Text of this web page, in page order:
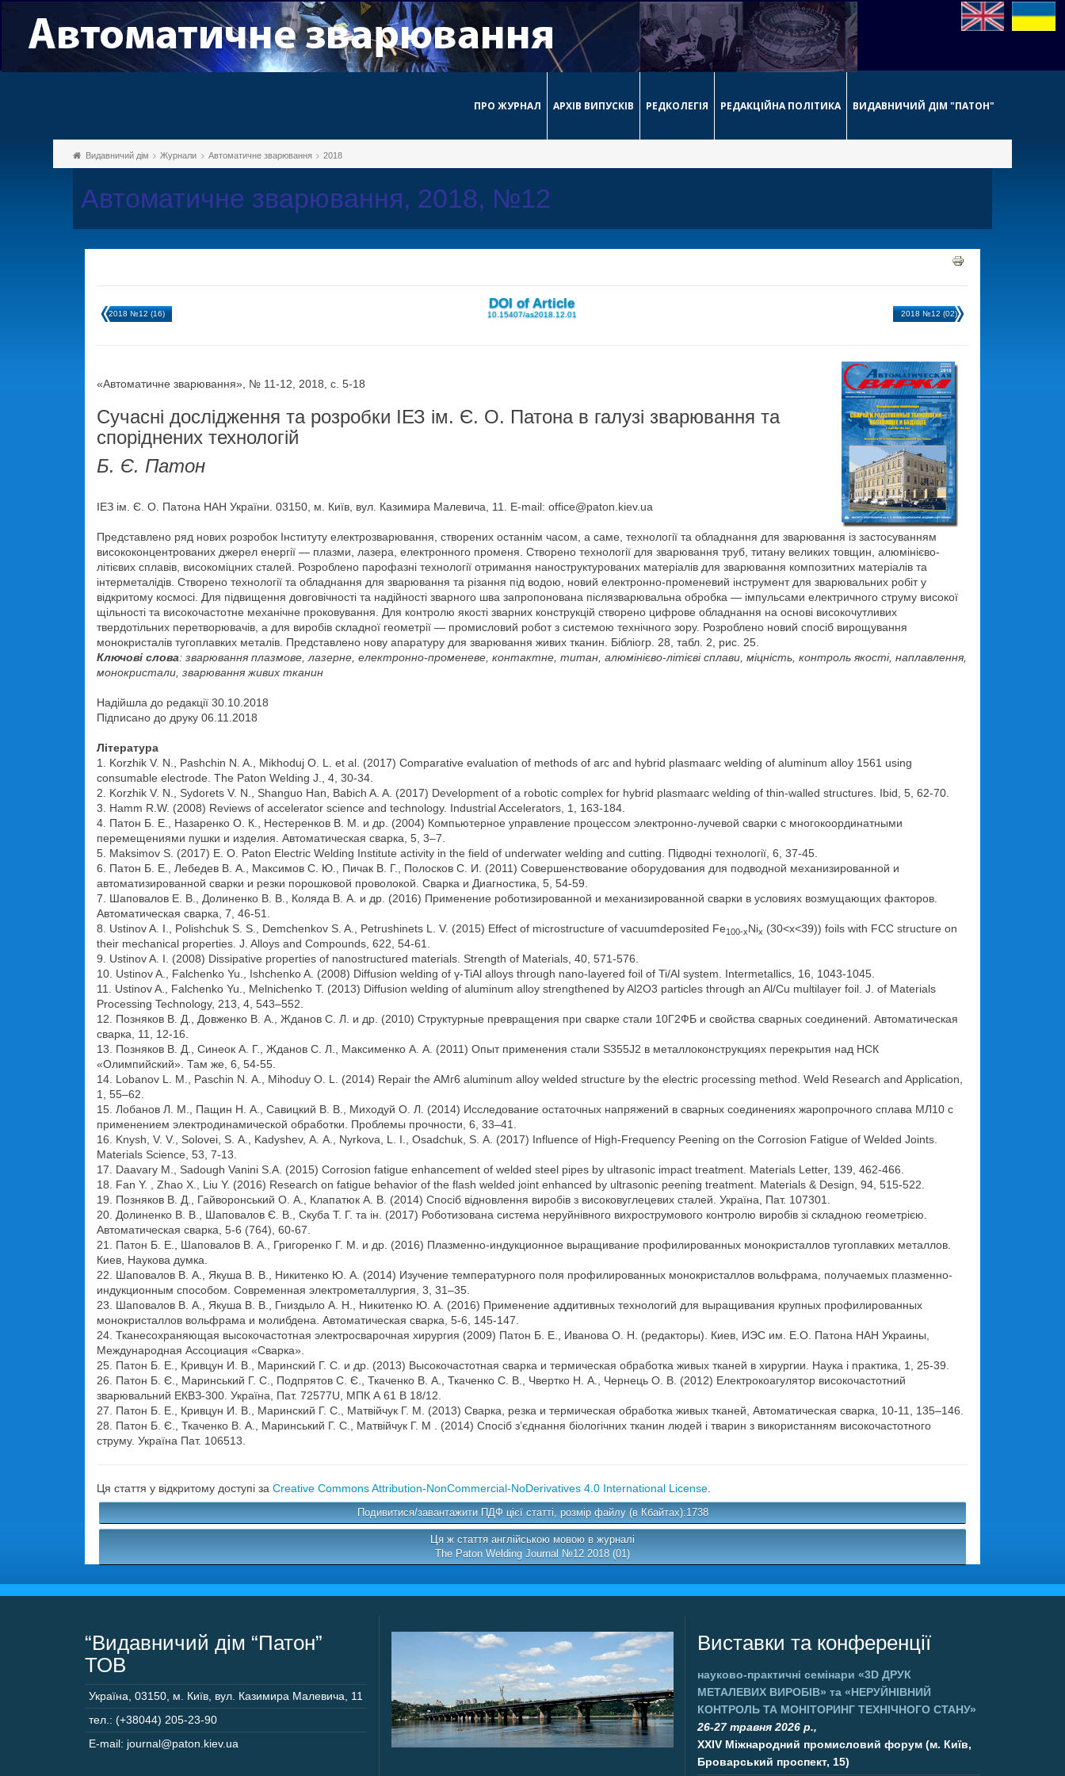
ПРО ЖУРНАЛ АРХІВ ВИПУСКІВ РЕДКОЛЕГІЯ РЕДАКЦІЙНА ПОЛІТИКА ВИДАВНИЧИЙ ДІМ "ПАТОН"
Видавничий дім Журнали Автоматичне зварювання 2018
Автоматичне зварювання, 2018, №12
2018 №12 (16)
DOI of Article
10.15407/as2018.12.01 2018 №12 (02)
«Автоматичне зварювання», № 11-12, 2018, с. 5-18
Сучасні дослідження та розробки ІЕЗ ім. Є. О. Патона в галузі зварювання та
споріднених технологій
Б. Є. Патон
ІЕЗ ім. Є. О. Патона НАН України. 03150, м. Київ, вул. Казимира Малевича, 11. E-mail: office@paton.kiev.ua
Представлено ряд нових розробок Інституту електрозварювання, створених останнім часом, а саме, технології та обладнання для зварювання із застосуванням
висококонцентрованих джерел енергії — плазми, лазера, електронного променя. Створено технології для зварювання труб, титану великих товщин, алюмінієво-
літієвих сплавів, високоміцних сталей. Розроблено парофазні технології отримання наноструктурованих матеріалів для зварювання композитних матеріалів та
інтерметалідів. Створено технології та обладнання для зварювання та різання під водою, новий електронно-променевий інструмент для зварювальних робіт у
відкритому космосі. Для підвищення довговічності та надійності зварного шва запропонована післязварювальна обробка — імпульсами електричного струму високої
щільності та високочастотне механічне проковування. Для контролю якості зварних конструкцій створено цифрове обладнання на основі високочутливих
твердотільних перетворювачів, а для виробів складної геометрії — промисловий робот з системою технічного зору. Розроблено новий спосіб вирощування
монокристалів тугоплавких металів. Представлено нову апаратуру для зварювання живих тканин. Бібліогр. 28, табл. 2, рис. 25.
Ключові слова: зварювання плазмове, лазерне, електронно-променеве, контактне, титан, алюмінієво-літієві сплави, міцність, контроль якості, наплавлення,
монокристали, зварювання живих тканин
Надійшла до редакції 30.10.2018
Підписано до друку 06.11.2018
Література
1. Korzhik V. N., Pashchin N. A., Mikhoduj O. L. et al. (2017) Comparative evaluation of methods of arc and hybrid plasmaarc welding of aluminum alloy 1561 using
consumable electrode. The Paton Welding J., 4, 30-34.
2. Korzhik V. N., Sydorets V. N., Shanguo Han, Babich A. A. (2017) Development of a robotic complex for hybrid plasmaarc welding of thin-walled structures. Ibid, 5, 62-70.
3. Hamm R.W. (2008) Reviews of accelerator science and technology. Industrial Accelerators, 1, 163-184.
4. Патон Б. Е., Назаренко О. К., Нестеренков В. М. и др. (2004) Компьютерное управление процессом электронно-лучевой сварки с многокоординатными
перемещениями пушки и изделия. Автоматическая сварка, 5, 3–7.
5. Maksimov S. (2017) E. O. Paton Electric Welding Institute activity in the field of underwater welding and cutting. Підводні технології, 6, 37-45.
6. Патон Б. Е., Лебедев В. А., Максимов С. Ю., Пичак В. Г., Полосков С. И. (2011) Совершенствование оборудования для подводной механизированной и
автоматизированной сварки и резки порошковой проволокой. Сварка и Диагностика, 5, 54-59.
7. Шаповалов Е. В., Долиненко В. В., Коляда В. А. и др. (2016) Применение роботизированной и механизированной сварки в условиях возмущающих факторов.
Автоматическая сварка, 7, 46-51.
8. Ustinov A. I., Polishchuk S. S., Demchenkov S. A., Petrushinets L. V. (2015) Effect of microstructure of vacuumdeposited Fe100-xNix (30<x<39)) foils with FCC structure on
their mechanical properties. J. Alloys and Compounds, 622, 54-61.
9. Ustinov A. I. (2008) Dissipative properties of nanostructured materials. Strength of Materials, 40, 571-576.
10. Ustinov A., Falchenko Yu., Ishchenko A. (2008) Diffusion welding of γ-TiAl alloys through nano-layered foil of Ti/Al system. Intermetallics, 16, 1043-1045.
11. Ustinov A., Falchenko Yu., Melnichenko T. (2013) Diffusion welding of aluminum alloy strengthened by Al2O3 particles through an Al/Cu multilayer foil. J. of Materials
Processing Technology, 213, 4, 543–552.
12. Позняков В. Д., Довженко В. А., Жданов С. Л. и др. (2010) Структурные превращения при сварке стали 10Г2ФБ и свойства сварных соединений. Автоматическая
сварка, 11, 12-16.
13. Позняков В. Д., Синеок А. Г., Жданов С. Л., Максименко А. А. (2011) Опыт применения стали S355J2 в металлоконструкциях перекрытия над НСК
«Олимпийский». Там же, 6, 54-55.
14. Lobanov L. M., Paschin N. А., Mihoduy O. L. (2014) Repair the АМг6 aluminum alloy welded structure by the electric processing method. Weld Research and Application,
1, 55–62.
15. Лобанов Л. М., Пащин Н. А., Савицкий В. В., Миходуй О. Л. (2014) Исследование остаточных напряжений в сварных соединениях жаропрочного сплава МЛ10 с
применением электродинамической обработки. Проблемы прочности, 6, 33–41.
16. Knysh, V. V., Solovei, S. А., Kadyshev, А. А., Nyrkova, L. I., Osadchuk, S. А. (2017) Influence of High-Frequency Peening on the Corrosion Fatigue of Welded Joints.
Materials Science, 53, 7-13.
17. Daavary M., Sadough Vanini S.A. (2015) Corrosion fatigue enhancement of welded steel pipes by ultrasonic impact treatment. Materials Letter, 139, 462-466.
18. Fan Y. , Zhao X., Liu Y. (2016) Research on fatigue behavior of the flash welded joint enhanced by ultrasonic peening treatment. Materials & Design, 94, 515-522.
19. Позняков В. Д., Гайворонський О. А., Клапатюк А. В. (2014) Спосіб відновлення виробів з високовуглецевих сталей. Україна, Пат. 107301.
20. Долиненко В. В., Шаповалов Є. В., Скуба Т. Г. та ін. (2017) Роботизована система неруйнівного вихрострумового контролю виробів зі складною геометрією.
Автоматическая сварка, 5-6 (764), 60-67.
21. Патон Б. Е., Шаповалов В. А., Григоренко Г. М. и др. (2016) Плазменно-индукционное выращивание профилированных монокристаллов тугоплавких металлов.
Киев, Наукова думка.
22. Шаповалов В. А., Якуша В. В., Никитенко Ю. А. (2014) Изучение температурного поля профилированных монокристаллов вольфрама, получаемых плазменно-
индукционным способом. Современная электрометаллургия, 3, 31–35.
23. Шаповалов В. А., Якуша В. В., Гниздыло А. Н., Никитенко Ю. А. (2016) Применение аддитивных технологий для выращивания крупных профилированных
монокристаллов вольфрама и молибдена. Автоматическая сварка, 5-6, 145-147.
24. Тканесохраняющая высокочастотная электросварочная хирургия (2009) Патон Б. Е., Иванова О. Н. (редакторы). Киев, ИЭС им. Е.О. Патона НАН Украины,
Международная Ассоциация «Сварка».
25. Патон Б. Е., Кривцун И. В., Маринский Г. С. и др. (2013) Высокочастотная сварка и термическая обработка живых тканей в хирургии. Наука і практика, 1, 25-39.
26. Патон Б. Є., Маринський Г. С., Подпрятов С. Є., Ткаченко В. А., Ткаченко С. В., Чвертко Н. А., Чернець О. В. (2012) Електрокоагулятор високочастотний
зварювальний ЕКВЗ-300. Україна, Пат. 72577U, МПК А 61 В 18/12.
27. Патон Б. Е., Кривцун И. В., Маринский Г. С., Матвійчук Г. М. (2013) Сварка, резка и термическая обработка живых тканей, Автоматическая сварка, 10-11, 135–146.
28. Патон Б. Є., Ткаченко В. А., Маринський Г. С., Матвійчук Г. М . (2014) Спосіб з’єднання біологічних тканин людей і тварин з використанням високочастотного
струму. Україна Пат. 106513.
Ця стаття у відкритому доступі за Creative Commons Attribution-NonCommercial-NoDerivatives 4.0 International License
Подивитися/завантажити ПДФ цієї статті, розмір файлу (в Кбайтах):1738
Ця ж стаття англійською мовою в журналі
The Paton Welding Journal №12 2018 (01)
“Видавничий дім “Патон”
ТОВ
Україна 03150 м. Київ, вул. Казимира Малевича, 11
тел.: (+38044) 205-23-90
E-mail: journal@paton.kiev.ua
Виставки та конференції
науково-практичні семінари«3D ДРУК
МЕТАЛЕВИХ ВИРОБІВ» та«НЕРУЙНІВНИЙ
КОНТРОЛЬ ТА МОНІТОРИНГ ТЕХНІЧНОГО СТАНУ»
26-27 травня 2026 р.,
XXIV Міжнародний промисловий форум (м. Київ,
Броварський проспект, 15)